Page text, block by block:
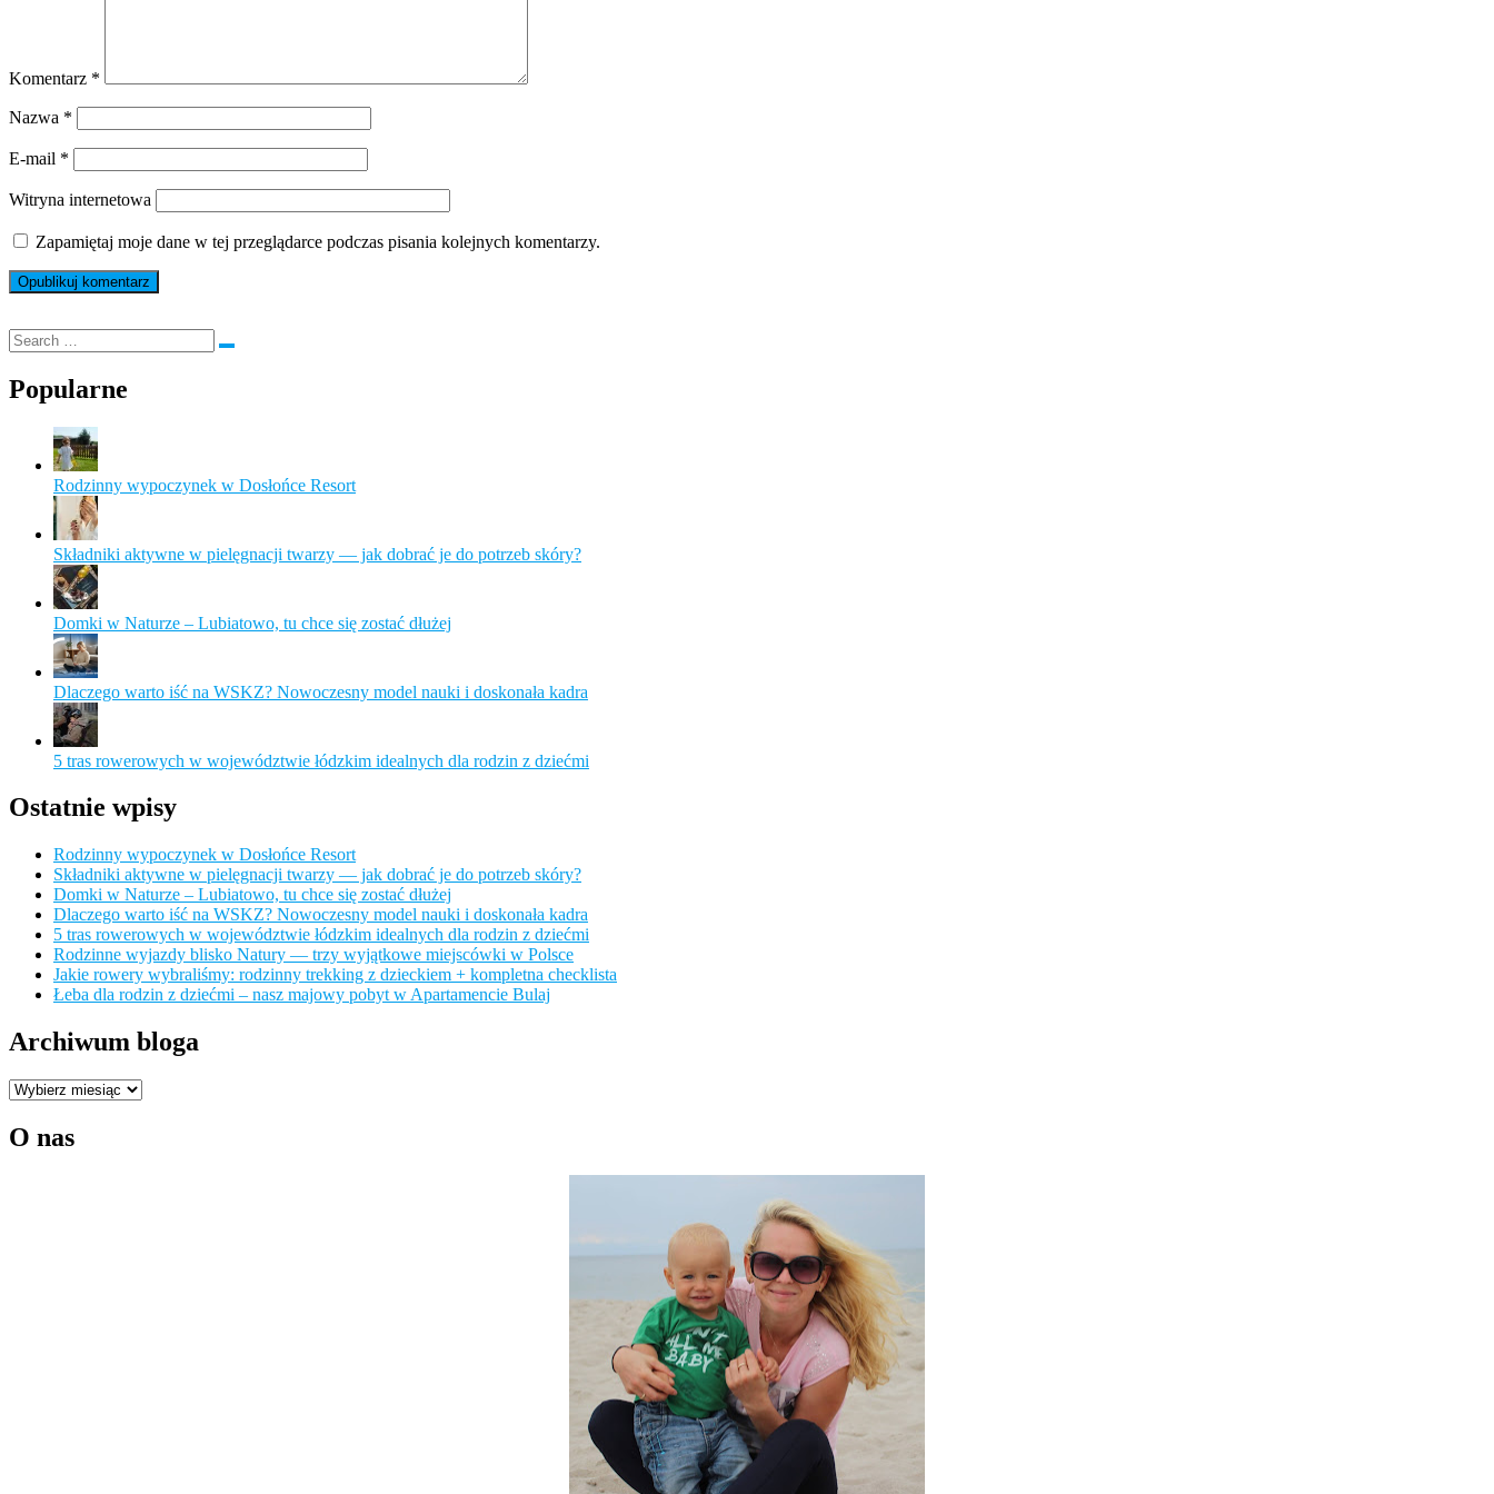
Komentarz *
Nazwa *
E-mail *
Witryna internetowa
Zapamiętaj moje dane w tej przeglądarce podczas pisania kolejnych komentarzy.
Popularne
Rodzinny wypoczynek w Dosłońce Resort
Składniki aktywne w pielęgnacji twarzy — jak dobrać je do potrzeb skóry?
Domki w Naturze – Lubiatowo, tu chce się zostać dłużej
Dlaczego warto iść na WSKZ? Nowoczesny model nauki i doskonała kadra
5 tras rowerowych w województwie łódzkim idealnych dla rodzin z dziećmi
Ostatnie wpisy
Rodzinny wypoczynek w Dosłońce Resort
Składniki aktywne w pielęgnacji twarzy — jak dobrać je do potrzeb skóry?
Domki w Naturze – Lubiatowo, tu chce się zostać dłużej
Dlaczego warto iść na WSKZ? Nowoczesny model nauki i doskonała kadra
5 tras rowerowych w województwie łódzkim idealnych dla rodzin z dziećmi
Rodzinne wyjazdy blisko Natury — trzy wyjątkowe miejscówki w Polsce
Jakie rowery wybraliśmy: rodzinny trekking z dzieckiem + kompletna checklista
Łeba dla rodzin z dziećmi – nasz majowy pobyt w Apartamencie Bulaj
Archiwum bloga
Archiwum
O nas